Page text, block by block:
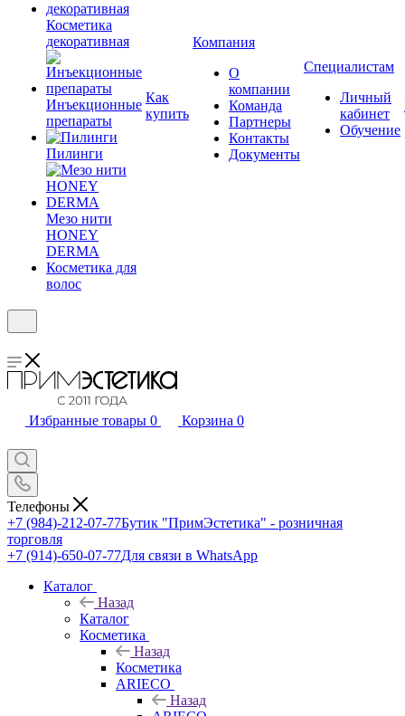
Косметика
декоративная
Инъекционные
препараты
Пилинги
Мезо нити
HONEY
DERMA
Косметика для
волос
Как
купить
Компания
О
компании
Команда
Партнеры
Контакты
Документы
Специалистам
Личный
кабинет
Обучение
Избранные товары 0 Корзина 0
Телефоны
+7 (984)-212-07-77Бутик "ПримЭстетика" - розничная
торговля
+7 (914)-650-07-77Для связи в WhatsApp
Каталог
Назад
Каталог
Косметика
Назад
Косметика
ARIECO
Назад